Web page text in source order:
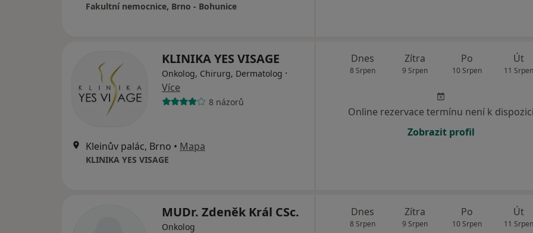
Fakultní nemocnice, Brno - Bohunice
KLINIKA YES VISAGE
Onkolog, Chirurg, Dermatolog ·
Více
8 názorů
Kleinův palác, Brno • Mapa
KLINIKA YES VISAGE
Dnes
8 Srpen
Zítra
9 Srpen
Po
10 Srpen
Út
11 Srpen
Online rezervace termínu není k dispozici
Zobrazit profil
MUDr. Zdeněk Král CSc.
Onkolog
Dnes
8 Srpen
Zítra
9 Srpen
Po
10 Srpen
Út
11 Srpen